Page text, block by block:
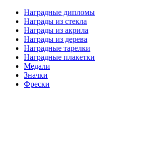
Наградные дипломы
Награды из стекла
Награды из акрила
Награды из дерева
Наградные тарелки
Наградные плакетки
Медали
Значки
Фрески